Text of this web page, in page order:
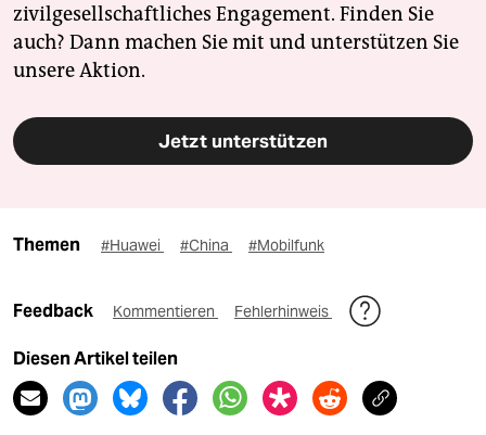
zivilgesellschaftliches Engagement. Finden Sie
auch? Dann machen Sie mit und unterstützen Sie
unsere Aktion.
Jetzt unterstützen
Themen #Huawei #China #Mobilfunk
Feedback Kommentieren Fehlerhinweis
Diesen Artikel teilen